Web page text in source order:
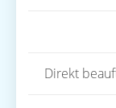
Direkt